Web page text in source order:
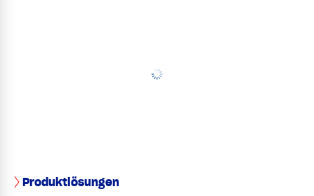
Produktlösungen